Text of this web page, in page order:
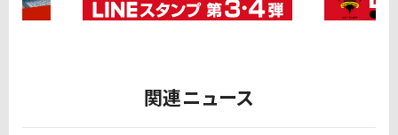
関連ニュース